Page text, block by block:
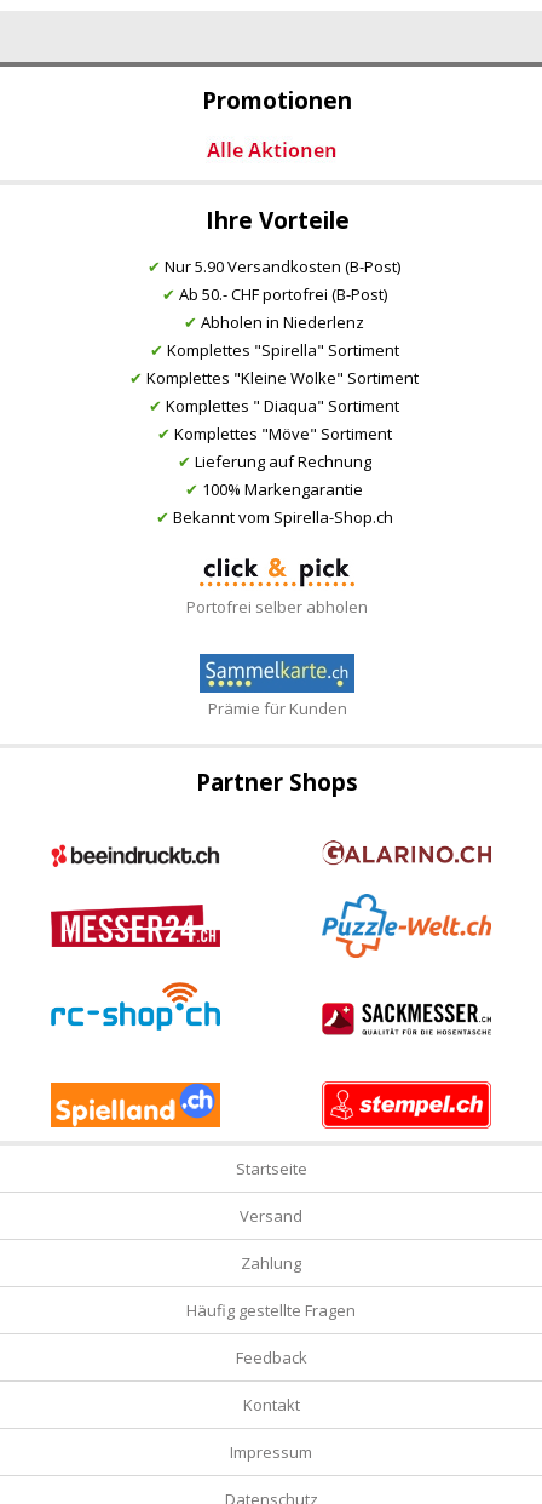
Promotionen
Ihre Vorteile
✔ Nur 5.90 Versandkosten (B-Post)
✔ Ab 50.- CHF portofrei (B-Post)
✔ Abholen in Niederlenz
✔ Komplettes "Spirella" Sortiment
✔ Komplettes "Kleine Wolke" Sortiment
✔ Komplettes " Diaqua" Sortiment
✔ Komplettes "Möve" Sortiment
✔ Lieferung auf Rechnung
✔ 100% Markengarantie
✔ Bekannt vom Spirella-Shop.ch
Portofrei selber abholen
Prämie für Kunden
Partner Shops
Startseite
Versand
Zahlung
Häufig gestellte Fragen
Feedback
Kontakt
Impressum
Datenschutz